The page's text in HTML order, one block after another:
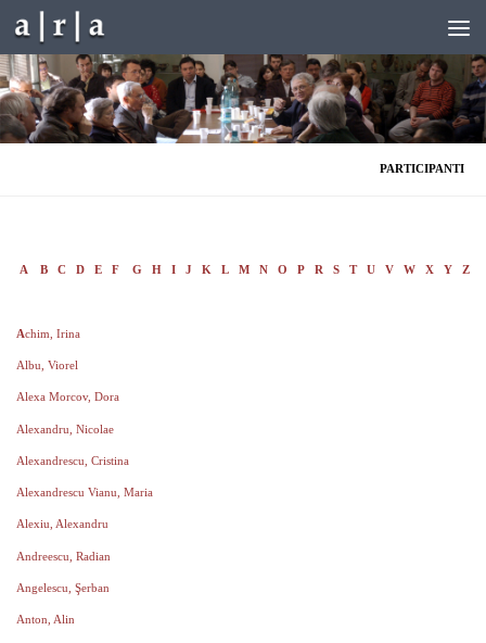
Skip to content
PARTICIPANTI
A B C D E F G H I J K L M N O P R S T U V W X Y Z
Achim, Irina
Albu, Viorel
Alexa Morcov, Dora
Alexandru, Nicolae
Alexandrescu, Cristina
Alexandrescu Vianu, Maria
Alexiu, Alexandru
Andreescu, Radian
Angelescu, Şerban
Anton, Alin